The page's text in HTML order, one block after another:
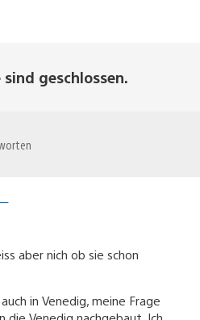
geschlossen.
aber nich ob sie schon
in Venedig, meine Frage
Venedig nachgebaut. Ich